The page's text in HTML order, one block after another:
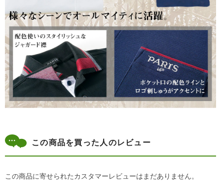
この商品を買った人のレビュー
この商品に寄せられたカスタマーレビューはまだありません。